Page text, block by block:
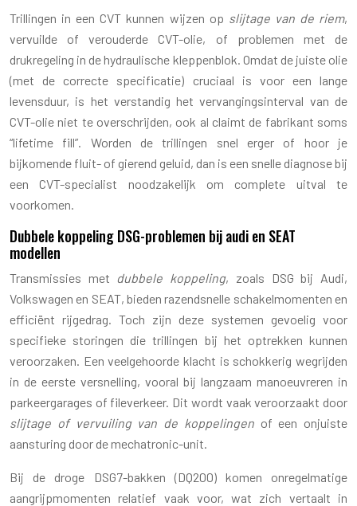
Trillingen in een CVT kunnen wijzen op slijtage van de riem,
vervuilde of verouderde CVT-olie, of problemen met de
drukregeling in de hydraulische kleppenblok. Omdat de juiste olie
(met de correcte specificatie) cruciaal is voor een lange
levensduur, is het verstandig het vervangingsinterval van de
CVT-olie niet te overschrijden, ook al claimt de fabrikant soms
“lifetime fill”. Worden de trillingen snel erger of hoor je
bijkomende fluit- of gierend geluid, dan is een snelle diagnose bij
een CVT-specialist noodzakelijk om complete uitval te
voorkomen.
Dubbele koppeling DSG-problemen bij audi en SEAT
modellen
Transmissies met dubbele koppeling, zoals DSG bij Audi,
Volkswagen en SEAT, bieden razendsnelle schakelmomenten en
efficiënt rijgedrag. Toch zijn deze systemen gevoelig voor
specifieke storingen die trillingen bij het optrekken kunnen
veroorzaken. Een veelgehoorde klacht is schokkerig wegrijden
in de eerste versnelling, vooral bij langzaam manoeuvreren in
parkeergarages of fileverkeer. Dit wordt vaak veroorzaakt door
slijtage of vervuiling van de koppelingenof een onjuiste
aansturing door de mechatronic-unit.
Bij de droge DSG7-bakken (DQ200) komen onregelmatige
aangrijpmomenten relatief vaak voor, wat zich vertaalt in